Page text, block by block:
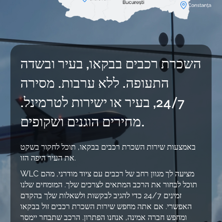
השכרת רכבים בבקאו, בעיר ובשדה
התעופה. ללא ערבות. מסירה
24/7, בעיר או ישירות לטרמינל.
מחירים הוגנים ושקופים.
באמצעות שירות השכרת רכבים בבקאו, תוכל לחקור בשקט
את העיר היפה הזו.
WLC מציעה לך מגוון רחב של רכבים עם ציוד מודרני, מהם
תוכל לבחור את הרכב המתאים לצרכים שלך. המומחים שלנו
זמינים 24/7 כדי להגיב לבקשות ולשאלות שלך בהקדם
האפשרי. אם אתה מחפש שירות השכרת רכבים זול בבקאו
ומחפש חברה אמינה, אנחנו הפתרון. הרכב שתבחר יימסר